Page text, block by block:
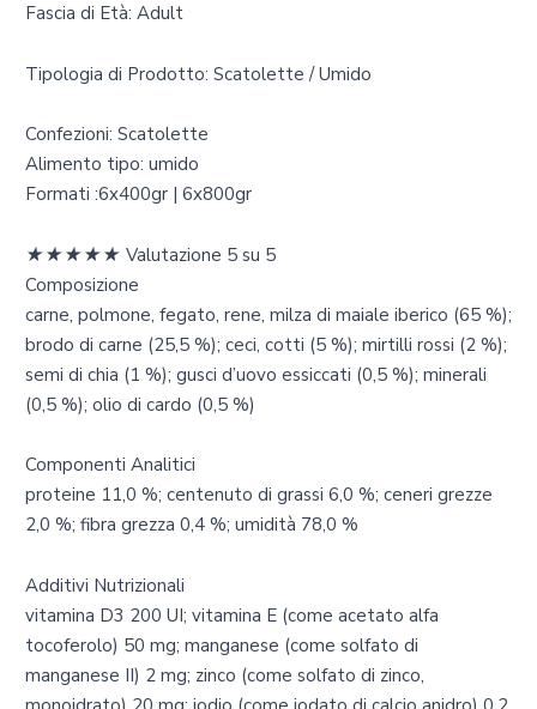
Fascia di Età: Adult
Tipologia di Prodotto: Scatolette / Umido
Confezioni: Scatolette
Alimento tipo: umido
Formati :6x400gr | 6x800gr
★★★★★ Valutazione 5 su 5
Composizione
carne, polmone, fegato, rene, milza di maiale iberico (65 %);
brodo di carne (25,5 %); ceci, cotti (5 %); mirtilli rossi (2 %);
semi di chia (1 %); gusci d’uovo essiccati (0,5 %); minerali
(0,5 %); olio di cardo (0,5 %)
Componenti Analitici
proteine 11,0 %; centenuto di grassi 6,0 %; ceneri grezze
2,0 %; fibra grezza 0,4 %; umidità 78,0 %
Additivi Nutrizionali
vitamina D3 200 UI; vitamina E (come acetato alfa
tocoferolo) 50 mg; manganese (come solfato di
manganese II) 2 mg; zinco (come solfato di zinco,